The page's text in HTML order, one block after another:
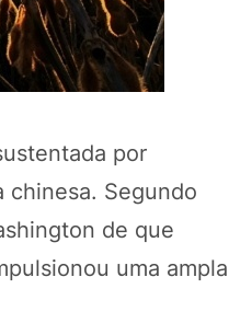
por
chinesa. Segundo
de que
uma ampla